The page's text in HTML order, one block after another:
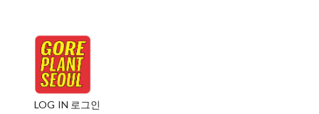
LOG IN 로그인